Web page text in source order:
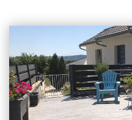
BUANDERIE, GRENIERS,
COUVERTE , 1
SUR VIDE SANITAIRE
L'EGOUT CONFORME,
(LES JACQUETS).